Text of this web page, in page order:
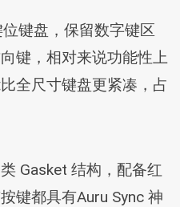
键盘，保留数字键区
键，相对来说功能性上
全尺寸键盘更紧凑，占
Gasket 结构，配备红
键都具有Auru Sync 神